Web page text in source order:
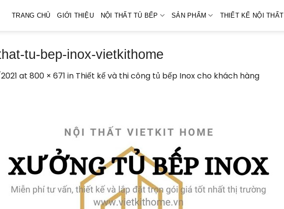
TRANG CHỦ GIỚI THIỆU NỘI THẤT TỦ BẾP SẢN PHẨM THIẾT KẾ NỘI THẤT
tu-bep-inox-vietkithome
at 800 × 671 in Thiết kế và thi công tủ bếp Inox cho khách hàng